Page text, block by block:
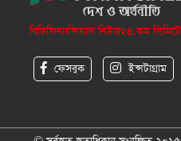
বিডিফিন্যান্সিয়াল নিউজ২৪.কম
ফেসবুক ইন্সটাগ্রাম